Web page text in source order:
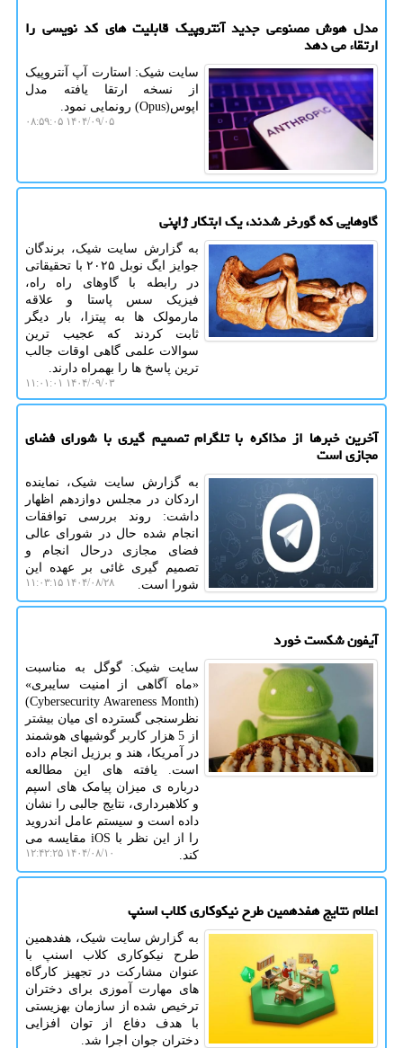
مدل هوش مصنوعی جدید آنتروپیک قابلیت های کد نویسی را
ارتقاء می دهد
سایت شیک: استارت آپ آنتروپیک
از نسخه ارتقا یافته مدل
اپوس(Opus) رونمایی نمود.
۱۴۰۴/۰۹/۰۵ ۰۸:۵۹:۰۵
گاوهایی که گورخر شدند، یک ابتکار ژاپنی
به گزارش سایت شیک، برندگان
جوایز ایگ نوبل ۲۰۲۵ با تحقیقاتی
در رابطه با گاوهای راه راه،
فیزیک سس پاستا و علاقه
مارمولک ها به پیتزا، بار دیگر
ثابت کردند که عجیب ترین
سوالات علمی گاهی اوقات جالب
ترین پاسخ ها را بهمراه دارند.
۱۴۰۴/۰۹/۰۳ ۱۱:۰۱:۰۱
آخرین خبرها از مذاکره با تلگرام تصمیم گیری با شورای فضای
مجازی است
به گزارش سایت شیک، نماینده
اردکان در مجلس دوازدهم اظهار
داشت: روند بررسی توافقات
انجام شده حال در شورای عالی
فضای مجازی درحال انجام و
تصمیم گیری غائی بر عهده این
شورا است.
۱۴۰۴/۰۸/۲۸ ۱۱:۰۳:۱۵
آیفون شکست خورد
سایت شیک: گوگل به مناسبت
«ماه آگاهی از امنیت سایبری»
(Cybersecurity Awareness Month)
نظرسنجی گسترده ای میان بیشتر
از 5 هزار کاربر گوشیهای هوشمند
در آمریکا، هند و برزیل انجام داده
است. یافته های این مطالعه
درباره ی میزان پیامک های اسپم
و کلاهبرداری، نتایج جالبی را نشان
داده است و سیستم عامل اندروید
را از این نظر با iOS مقایسه می
کند.
۱۴۰۴/۰۸/۱۰ ۱۲:۴۲:۲۵
اعلام نتایج هفدهمین طرح نیکوکاری کلاب اسنپ
به گزارش سایت شیک، هفدهمین
طرح نیکوکاری کلاب اسنپ با
عنوان مشارکت در تجهیز کارگاه
های مهارت آموزی برای دختران
ترخیص شده از سازمان بهزیستی
با هدف دفاع از توان افزایی
دختران جوان اجرا شد.